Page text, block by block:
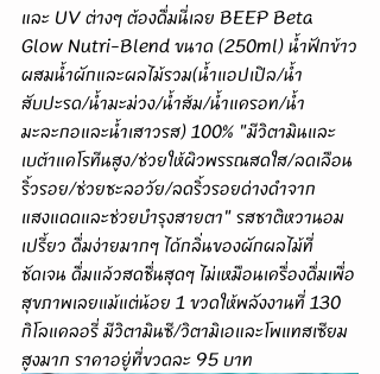
และ UV ต่างๆ ต้องดื่มนี่เลย BEEP Beta
Glow Nutri-Blend ขนาด (250ml) น้ำฟักข้าว
ผสมน้ำผักและผลไม้รวม(น้ำแอปเปิล/น้ำ
สับปะรด/น้ำมะม่วง/น้ำส้ม/น้ำแครอท/น้ำ
มะละกอและน้ำเสาวรส) 100% "มีวิตามินและ
เบต้าแคโรทีนสูง/ช่วยให้ผิวพรรณสดใส/ลดเลือน
ริ้วรอย/ช่วยชะลอวัย/ลดริ้วรอยด่างดำจาก
แสงแดดและช่วยบำรุงสายตา" รสชาติหวานอม
เปรี้ยว ดื่มง่ายมากๆ ได้กลิ่นของผักผลไม้ที่
ชัดเจน ดื่มแล้วสดชื่นสุดๆ ไม่เหมือนเครื่องดื่มเพื่อ
สุขภาพเลยแม้แต่น้อย 1 ขวดให้พลังงานที่ 130
กิโลแคลอรี่ มีวิตามินซี/วิตามิเอและโพแทสเซียม
สูงมาก ราคาอยู่ที่ขวดละ 95 บาท